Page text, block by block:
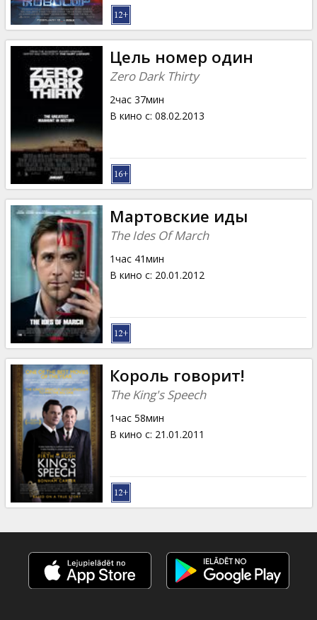
Цель номер один
Zero Dark Thirty
2час 37мин
В кино с: 08.02.2013
Мартовские иды
The Ides Of March
1час 41мин
В кино с: 20.01.2012
Король говорит!
The King's Speech
1час 58мин
В кино с: 21.01.2011